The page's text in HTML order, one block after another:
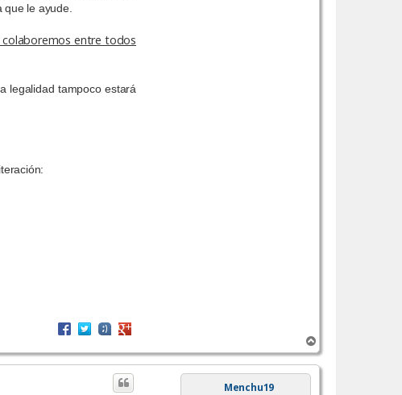
que le ayude.
colaboremos entre todos
legalidad tampoco estará
r
r
Menchu19